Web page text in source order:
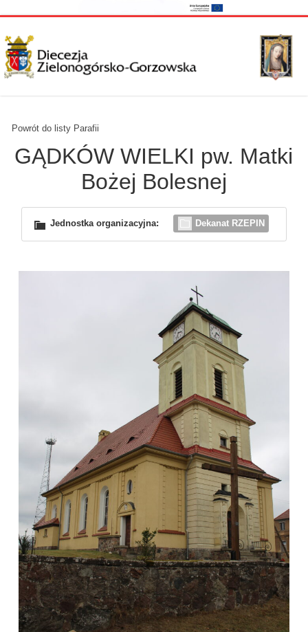
Powrót do listy Parafii
GĄDKÓW WIELKI pw. Matki
Bożej Bolesnej
Jednostka organizacyjna: Dekanat RZEPIN